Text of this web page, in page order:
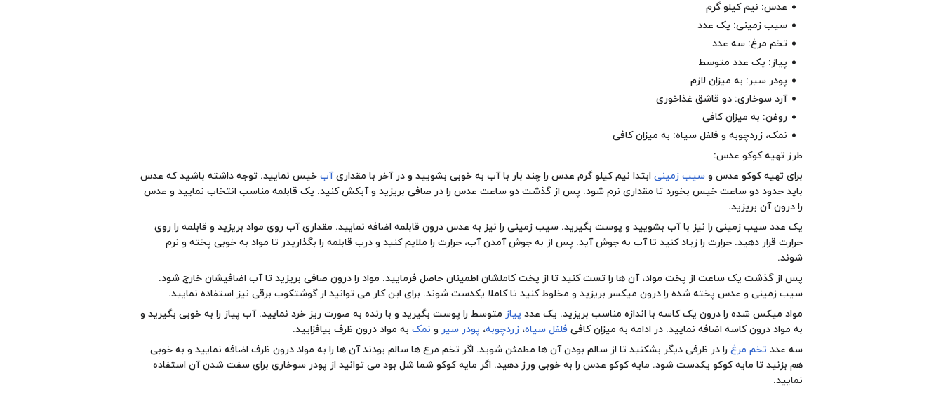
عدس: نیم کیلو گرم
سیب زمینی: یک عدد
تخم مرغ: سه عدد
پیاز: یک عدد متوسط
پودر سیر: به میزان لازم
آرد سوخاری: دو قاشق غذاخوری
روغن: به میزان کافی
نمک، زردچوبه و فلفل سیاه: به میزان کافی
طرز تهیه کوکو عدس:
برای تهیه کوکو عدس و سیب زمینی ابتدا نیم کیلو گرم عدس را چند بار با آب به خوبی بشویید و در آخر با مقداریآب خیس نمایید. توجه داشته باشید که عدس
باید حدود دو ساعت خیس بخورد تا مقداری نرم شود. پس از گذشت دو ساعت عدس را در صافی بریزید و آبکش کنید. یک قابلمه مناسب انتخاب نمایید و عدس
را درون آن بریزید.
یک عدد سیب زمینی را نیز با آب بشویید و پوست بگیرید. سیب زمینی را نیز به عدس درون قابلمه اضافه نمایید. مقداری آب روی مواد بریزید و قابلمه را روی
حرارت قرار دهید. حرارت را زیاد کنید تا آب به جوش آید. پس از به جوش آمدن آب، حرارت را ملایم کنید و درب قابلمه را بگذاریدر تا مواد به خوبی پخته و نرم
شوند.
پس از گذشت یک ساعت از پخت مواد، آن ها را تست کنید تا از پخت کاملشان اطمینان حاصل فرمایید. مواد را درون صافی بریزید تا آب اضافیشان خارج شود.
سیب زمینی و عدس پخته شده را درون میکسر بریزید و مخلوط کنید تا کاملا یکدست شوند. برای این کار می توانید از گوشتکوب برقی نیز استفاده نمایید.
مواد میکس شده را درون یک کاسه با اندازه مناسب بریزید. یک عدد پیاز متوسط را پوست بگیرید و با رنده به صورت ریز خرد نمایید. آب پیاز را به خوبی بگیرید و
به مواد درون کاسه اضافه نمایید. در ادامه به میزان کافی فلفل سیاه، زردچوبه، پودر سیر و نمک به مواد درون ظرف بیافزایید.
سه عدد تخم مرغ را در ظرفی دیگر بشکنید تا از سالم بودن آن ها مطمئن شوید. اگر تخم مرغ ها سالم بودند آن ها را به مواد درون ظرف اضافه نمایید و به خوبی
هم بزنید تا مایه کوکو یکدست شود. مایه کوکو عدس را به خوبی ورز دهید. اگر مایه کوکو شما شل بود می توانید از پودر سوخاری برای سفت شدن آن استفاده
نمایید.